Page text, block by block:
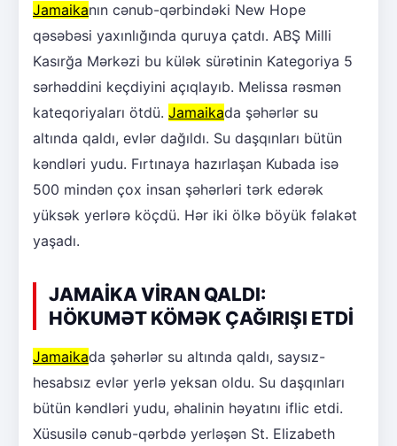
Jamaikanın cənub-qərbindəki New Hope
qəsəbəsi yaxınlığında quruya çatdı. ABŞ Milli
Kasırğa Mərkəzi bu külək sürətinin Kategoriya 5
sərhəddini keçdiyini açıqlayıb. Melissa rəsmən
kateqoriyaları ötdü. Jamaikada şəhərlər su
altında qaldı, evlər dağıldı. Su daşqınları bütün
kəndləri yudu. Fırtınaya hazırlaşan Kubada isə
500 mindən çox insan şəhərləri tərk edərək
yüksək yerlərə köçdü. Hər iki ölkə böyük fəlakət
yaşadı.
JAMAİKA VİRAN QALDI:
HÖKUMƏT KÖMƏK ÇAĞIRIŞI ETDİ
Jamaikada şəhərlər su altında qaldı, saysız-
hesabsız evlər yerlə yeksan oldu. Su daşqınları
bütün kəndləri yudu, əhalinin həyatını iflic etdi.
Xüsusilə cənub-qərbdə yerləşən St. Elizabeth